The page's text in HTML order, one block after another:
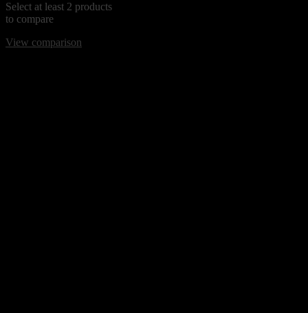
Select at least 2 products
to compare
View comparison